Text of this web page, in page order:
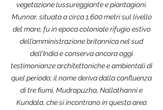
vegetazione lussureggiante e piantagioni.
Munnar, situata a circa 1.600 metri sul livello
del mare, fu in epoca coloniale rifugio estivo
dell’amministrazione britannica nel sud
dell’India e conserva ancora oggi
testimonianze architettoniche e ambientali di
quel periodo; il nome deriva dalla confluenza
di tre fiumi, Mudrapuzha, Nallathanni e
Kundala, che si incontrano in questa area